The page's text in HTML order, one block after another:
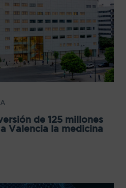
de 125 millones
Valencia la medicina